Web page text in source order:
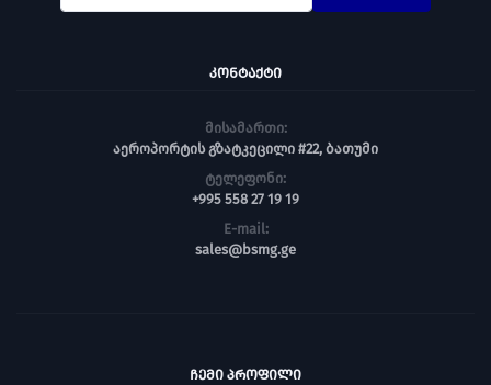
ᲙᲝᲜᲢᲐᲥᲢᲘ
მისამართი:
აეროპორტის გზატკეცილი #22, ბათუმი
ტელეფონი:
+995 558 27 19 19
E-mail:
sales@bsmg.ge
ᲩᲔᲛᲘ ᲞᲠᲝᲤᲘᲚᲘ